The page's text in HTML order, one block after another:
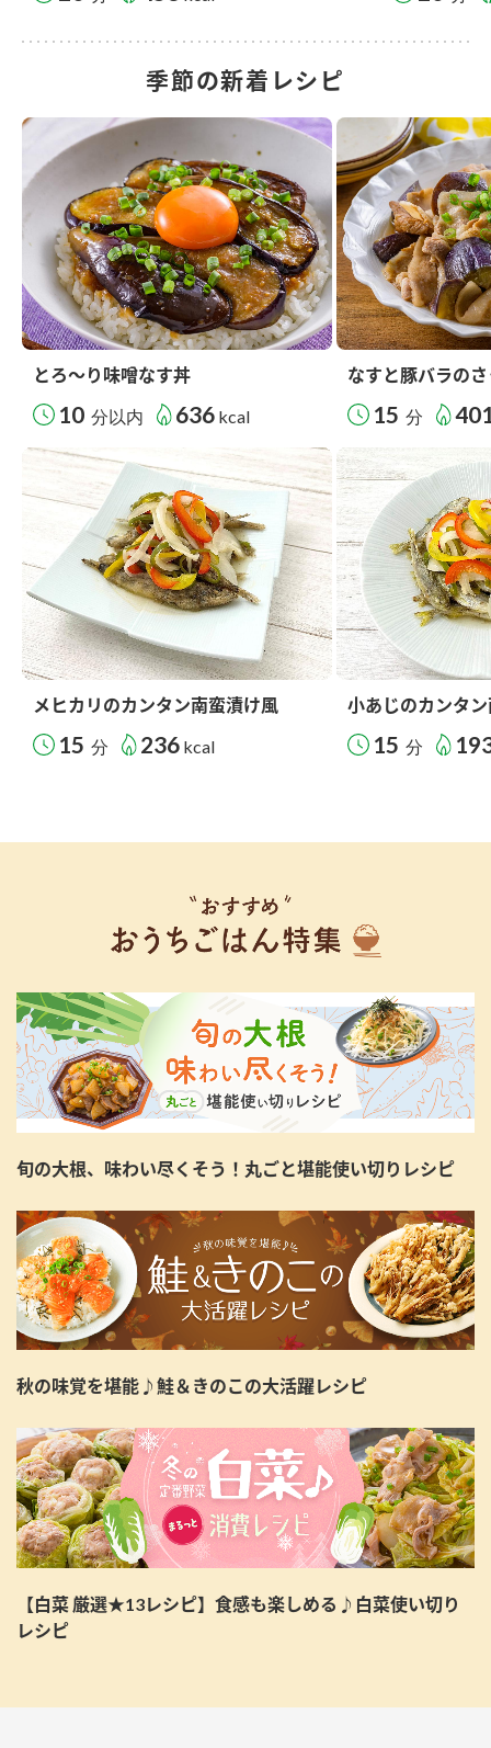
季節の新着レシピ
とろ～り味噌なす丼
10 分以内 636 kcal
なすと豚バラの
15 分
メヒカリのカンタン南蛮漬け風
15 分 236 kcal
小あじのカンタ
15 分
旬の大根、味わい尽くそう！丸ごと堪能使い切りレシピ
秋の味覚を堪能♪鮭＆きのこの大活躍レシピ
【白菜 厳選★13レシピ】食感も楽しめる♪白菜使い切り
レシピ